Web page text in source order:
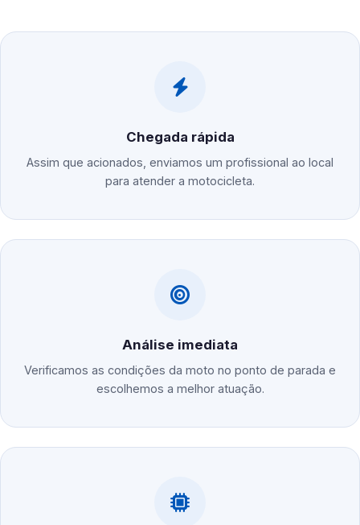
Chegada rápida
Assim que acionados, enviamos um profissional ao local
para atender a motocicleta.
Análise imediata
Verificamos as condições da moto no ponto de parada e
escolhemos a melhor atuação.